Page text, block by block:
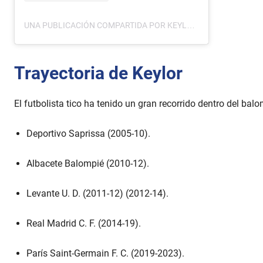
UNA PUBLICACIÓN COMPARTIDA POR KEYLOR NAVAS GAMBOA (@KEYLORNAVAS1)
Trayectoria de Keylor
El futbolista tico ha tenido un gran recorrido dentro del
Deportivo Saprissa (2005-10).
Albacete Balompié (2010-12).
Levante U. D. (2011-12) (2012-14).
Real Madrid C. F. (2014-19).
París Saint-Germain F. C. (2019-2023).